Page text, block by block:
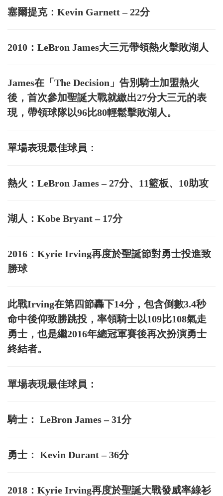
塞爾提克：Kevin Garnett – 22分
2010：LeBron James大三元帶領熱火擊敗湖人
James在「The Decision」告別騎士加盟熱火
後，首次參加聖誕大戰就繳出27分大三元的表
現，帶領球隊以96比80輕鬆擊敗湖人。
單場表現最佳球員：
熱火：LeBron James – 27分、11籃板、10助攻
湖人：Kobe Bryant – 17分
2016：Kyrie Irving再度於聖誕節對勇士投進致
勝球
此戰Irving在第四節轟下14分，包含倒數3.4秒
命中後仰致勝跳投，率領騎士以109比108氣走
勇士，也是繼2016年總冠軍賽後再次扮演勇士
終結者。
單場表現最佳球員：
騎士： LeBron James – 31分
勇士： Kevin Durant – 36分
2018：Kyrie Irving再度於聖誕大戰發威率綠衫